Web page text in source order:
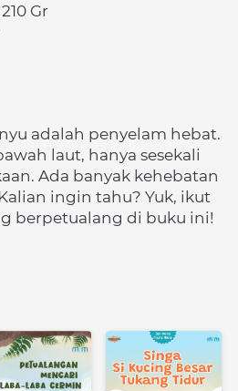
Gr
adalah penyelam hebat.
laut, hanya sesekali
Ada banyak kehebatan
ingin tahu? Yuk, ikut
berpetualang di buku ini!